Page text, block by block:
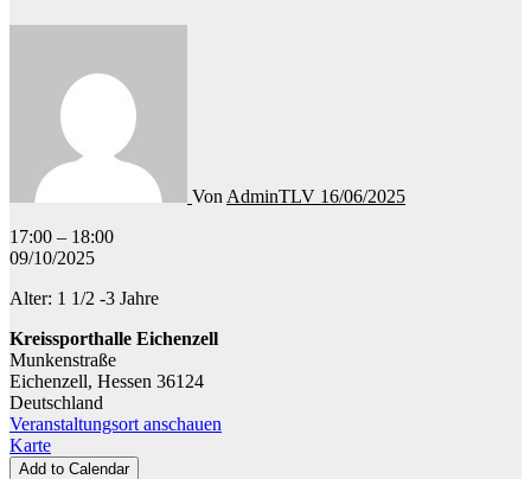
Von AdminTLV 16/06/2025
Turnen
-
Kind-
2
17:00 – 18:00
09/10/2025
Alter: 1 1/2 -3 Jahre
Kreissporthalle Eichenzell
Munkenstraße
Eichenzell, Hessen 36124
Deutschland
Veranstaltungsort anschauen
KarteKreissporthalle
Eichenzell
Add to Calendar